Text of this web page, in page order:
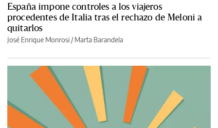
España impone controles a los viajeros
procedentes de Italia tras el rechazo de Meloni a
quitarlos
José Enrique Monrosi / Marta Barandela